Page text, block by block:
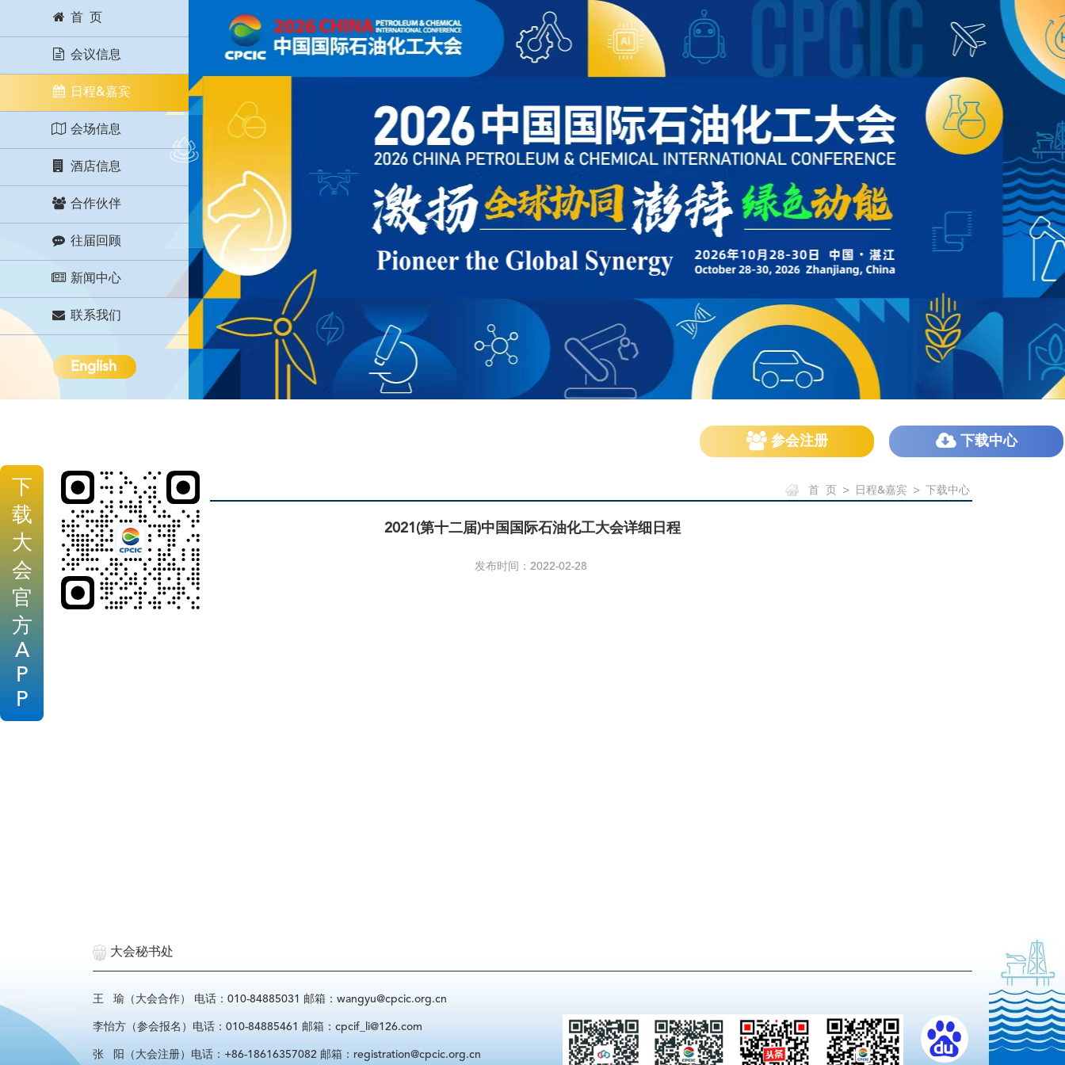
下
载
大
会
官
方
A
P
P
首 页
会议信息
日程&嘉宾
会场信息
酒店信息
合作伙伴
往届回顾
新闻中心
联系我们
English
参会注册 下载中心
首 页 > 日程&嘉宾 > 下载中心
2021(第十二届)中国国际石油化工大会详细日程
发布时间：2022-02-28
大会秘书处
王 瑜（大会合作） 电话：010-84885031 邮箱：wangyu@cpcic.org.cn
李怡方（参会报名）电话：010-84885461 邮箱：cpcif_li@126.com
张 阳（大会注册）电话：+86-18616357082 邮箱：registration@cpcic.org.cn